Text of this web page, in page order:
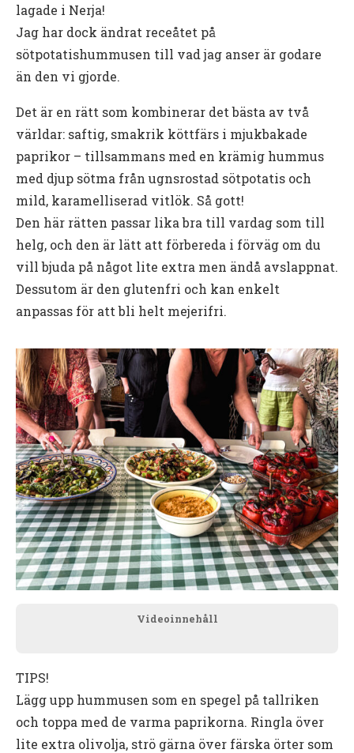
lagade i Nerja!
Jag har dock ändrat receåtet på
sötpotatishummusen till vad jag anser är godare
än den vi gjorde.
Det är en rätt som kombinerar detbästa av två
världar: saftig, smakrik köttfärs i mjukbakade
paprikor – tillsammans med en krämig hummus
med djup sötma från ugnsrostad sötpotatis och
mild, karamelliserad vitlök. Så gott!
Den här rätten passar likabra till vardag som till
helg, och den är lätt att förbereda i förväg om du
villbjuda på något lite extra men ändå avslappnat.
Dessutom är den glutenfri och kan enkelt
anpassas för attbli helt mejerifri.
Videoinnehåll
TIPS!
Läggupp hummusen som en spegel på tallriken
och toppa med de varma paprikorna. Ringla över
lite extra olivolja, strö gärna över färska örter som